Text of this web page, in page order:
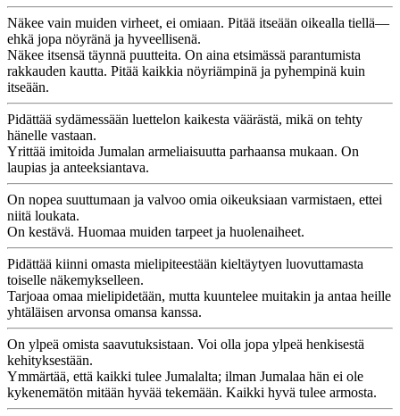
Näkee vain muiden virheet, ei omiaan. Pitää itseään oikealla tiellä—
ehkä jopa nöyränä ja hyveellisenä.
Näkee itsensä täynnä puutteita. On aina etsimässä parantumista
rakkauden kautta. Pitää kaikkia nöyriämpinä ja pyhempinä kuin
itseään.
Pidättää sydämessään luettelon kaikesta väärästä, mikä on tehty
hänelle vastaan.
Yrittää imitoida Jumalan armeliaisuutta parhaansa mukaan. On
laupias ja anteeksiantava.
On nopea suuttumaan ja valvoo omia oikeuksiaan varmistaen, ettei
niitä loukata.
On kestävä. Huomaa muiden tarpeet ja huolenaiheet.
Pidättää kiinni omasta mielipiteestään kieltäytyen luovuttamasta
toiselle näkemykselleen.
Tarjoaa omaa mielipidetään, mutta kuuntelee muitakin ja antaa heille
yhtäläisen arvonsa omansa kanssa.
On ylpeä omista saavutuksistaan. Voi olla jopa ylpeä henkisestä
kehityksestään.
Ymmärtää, että kaikki tulee Jumalalta; ilman Jumalaa hän ei ole
kykenemätön mitään hyvää tekemään. Kaikki hyvä tulee armosta.